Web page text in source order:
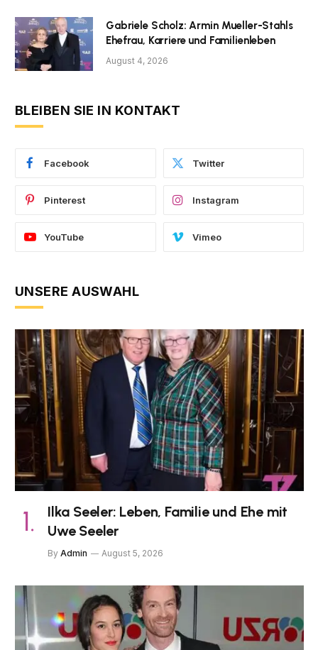
Gabriele Scholz: Armin Mueller-Stahls
Ehefrau, Karriere und Familienleben
August 4, 2026
BLEIBEN SIE IN KONTAKT
Facebook Twitter
Pinterest Instagram
YouTube Vimeo
UNSERE AUSWAHL
Ilka Seeler: Leben, Familie und Ehe mit
Uwe Seeler
By Admin August 5, 2026